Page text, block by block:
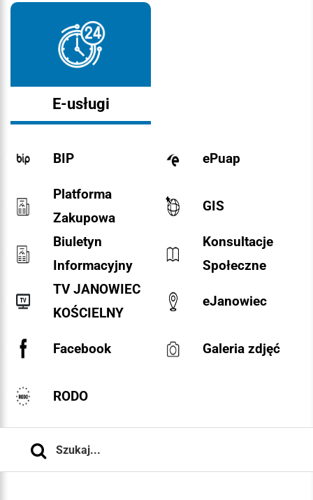
E-usługi
BIP ePuap
Platforma
Zakupowa
GIS
Biuletyn
Informacyjny
Konsultacje
Społeczne
TV JANOWIEC
KOŚCIELNY
eJanowiec
Facebook Galeria zdjęć
RODO